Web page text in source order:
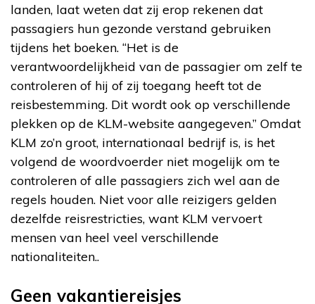
landen, laat weten dat zij erop rekenen dat
passagiers hun gezonde verstand gebruiken
tijdens het boeken. “Het is de
verantwoordelijkheid van de passagier om zelf te
controleren of hij of zij toegang heeft tot de
reisbestemming. Dit wordt ook op verschillende
plekken op de KLM-website aangegeven.” Omdat
KLM zo’n groot, internationaal bedrijf is, is het
volgend de woordvoerder niet mogelijk om te
controleren of alle passagiers zich wel aan de
regels houden. Niet voor alle reizigers gelden
dezelfde reisrestricties, want KLM vervoert
mensen van heel veel verschillende
nationaliteiten..
Geen vakantiereisjes